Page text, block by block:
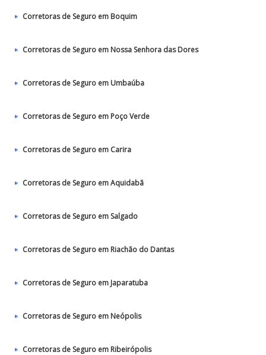
Corretoras de Seguro em Boquim
Corretoras de Seguro em Nossa Senhora das Dores
Corretoras de Seguro em Umbaúba
Corretoras de Seguro em Poço Verde
Corretoras de Seguro em Carira
Corretoras de Seguro em Aquidabã
Corretoras de Seguro em Salgado
Corretoras de Seguro em Riachão do Dantas
Corretoras de Seguro em Japaratuba
Corretoras de Seguro em Neópolis
Corretoras de Seguro em Ribeirópolis